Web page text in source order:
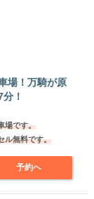
場！万騎が原
！
場です。
ル無料です。
予約へ